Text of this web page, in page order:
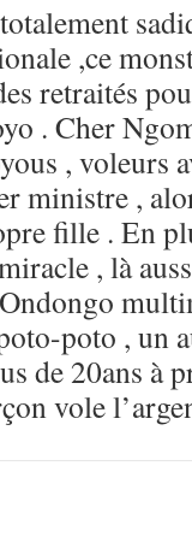
,ce
retraités
. Cher
, voleurs
ministre ,
fille . En
, là
poto , un
de 20ans à
vole